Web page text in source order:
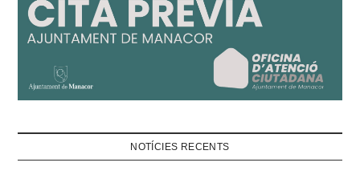
NOTÍCIES RECENTS